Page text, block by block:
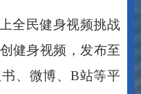
全民健身视频挑战
健身视频，发布至
、微博、 B站等平